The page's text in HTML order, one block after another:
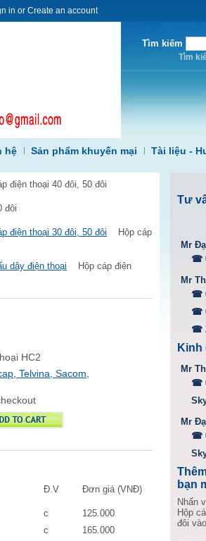
in or Create an account
Tìm kiếm
Tìm
hệ Sản phẩm khuyến mại Tài liệu -
điện thoại 40 đôi, 50 đôi
đôi
điện thoại 30 đôi, 50 đôi
Hộp cáp
dây điện thoại
Hộp cáp điện
HC2
Telvina, Sacom,
Đ.V Đơn giá (VNĐ)
c
125.000
c
165.000
Tư
Mr
☎
Mr
☎
☎
☎
Kinh
Mr
☎
Mr
☎
bạn
Nhấn
Hộp
đôi